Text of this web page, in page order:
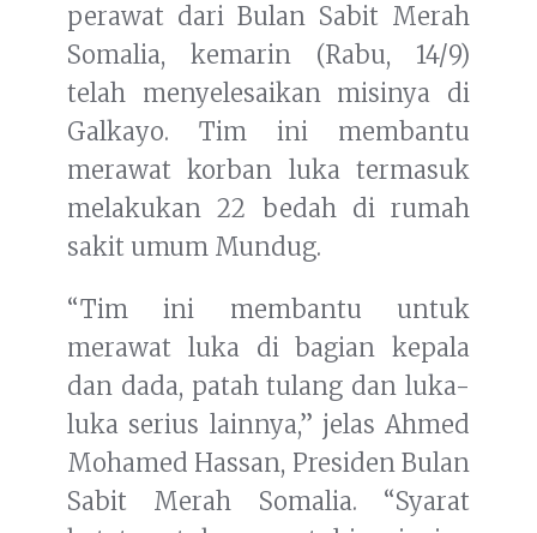
perawat dari Bulan Sabit Merah
Somalia, kemarin (Rabu, 14/9)
telah menyelesaikan misinya di
Galkayo. Tim ini membantu
merawat korban luka termasuk
melakukan 22 bedah di rumah
sakit umum Mundug.
“Tim ini membantu untuk
merawat luka di bagian kepala
dan dada, patah tulang dan luka-
luka serius lainnya,” jelas Ahmed
Mohamed Hassan, Presiden Bulan
Sabit Merah Somalia. “Syarat